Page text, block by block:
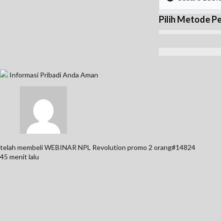
Pilih Metode
Informasi Pribadi Anda Aman
telah membeliWEBINAR NPL Revolution promo 2 orang#14824
45 menit lalu